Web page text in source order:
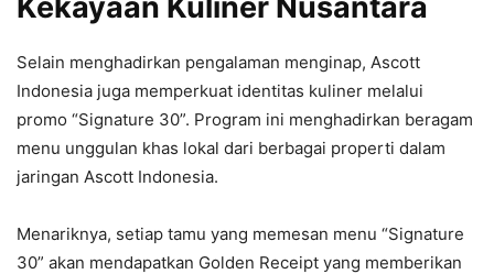
Selain menghadirkan pengalaman menginap, Ascott
Indonesia juga memperkuat identitas kuliner melalui
promo “Signature 30”. Program ini menghadirkan beragam
menu unggulan khas lokal dari berbagai properti dalam
jaringan Ascott Indonesia.
Menariknya, setiap tamu yang memesan menu “Signature
30” akan mendapatkan Golden Receipt yang memberikan